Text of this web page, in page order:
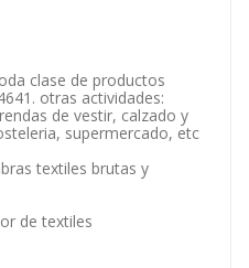
clase de productos
otras actividades:
de vestir, calzado y
supermercado, etc
textiles brutas y
de textiles